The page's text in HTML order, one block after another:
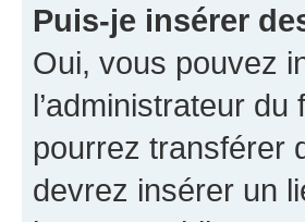
Puis-je insérer
Oui, vous pouvez
l’administrateur
pourrez transférer
devrez insérer un